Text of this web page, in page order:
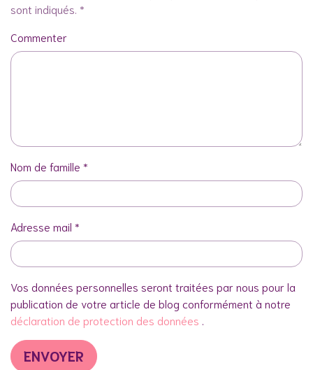
sont indiqués. *
Commenter
Nom de famille *
Adresse mail *
Vos données personnelles seront traitées par nous pour la
publication de votre article de blog conformément à notre
déclaration de protection des données